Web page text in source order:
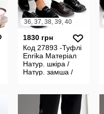
36, 37, 38, 39, 40
1830 грн
Код 27893 -Туфлі
Enrika Матеріал
Натур. шкіра /
Натур. замша /